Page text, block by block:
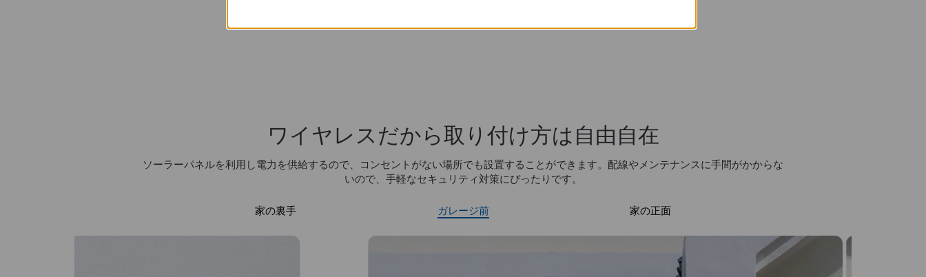
300万画素
ワイヤレスだから取り付け方は自由自在
ソーラーパネルを利用し電力を供給するので、コンセントがない場所でも設置することができます。配線やメンテナンスに手間がかからな
いので、手軽なセキュリティ対策にぴったりです。
家の裏手 ガレージ前 家の正面